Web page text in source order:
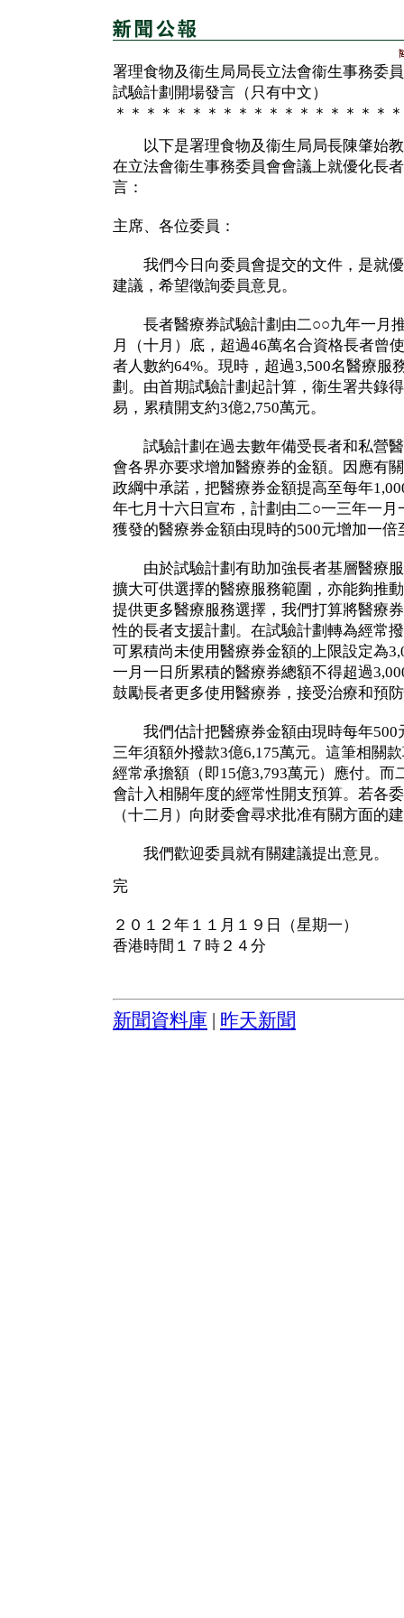
署理食物及衞生局局長立法會衞生事務委
試驗計劃開場發言（只有中文）
＊＊＊＊＊＊＊＊＊＊＊＊＊＊＊＊＊＊
以下是署理食物及衞生局局長陳肇始教
在立法會衞生事務委員會會議上就優化長
言：
主席、各位委員：
我們今日向委員會提交的文件，是就優
建議，希望徵詢委員意見。
長者醫療券試驗計劃由二○○九年一月
月（十月）底，超過46萬名合資格長者曾
者人數約64%。現時，超過3,500名醫療服
劃。由首期試驗計劃起計算，衞生署共錄
易，累積開支約3億2,750萬元。
試驗計劃在過去數年備受長者和私營醫
會各界亦要求增加醫療券的金額。因應有
政綱中承諾，把醫療券金額提高至每年
年七月十六日宣布，計劃由二○一三年一
獲發的醫療券金額由現時的500元增加一倍
由於試驗計劃有助加強長者基層醫療服
擴大可供選擇的醫療服務範圍，亦能夠推
提供更多醫療服務選擇，我們打算將醫療
性的長者支援計劃。在試驗計劃轉為經常
可累積尚未使用醫療券金額的上限設定為
一月一日所累積的醫療券總額不得超過
鼓勵長者更多使用醫療券，接受治療和預
我們估計把醫療券金額由現時每年500
三年須額外撥款3億6,175萬元。這筆相關
經常承擔額（即15億3,793萬元）應付。而
會計入相關年度的經常性開支預算。若各
（十二月）向財委會尋求批准有關方面的
我們歡迎委員就有關建議提出意見。
完
２０１２年１１月１９日（星期一）
香港時間１７時２４分
新聞資料庫 昨天新聞